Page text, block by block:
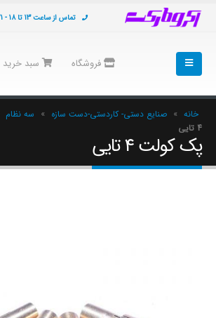
تماس از ساعت 13 تا 18 - 021-66908491
فروشگاه سبد خرید
خانه » صنایع دستی- کاردستی-دست سازه » سه نظام
4 تایی
پک کولت 4 تایی